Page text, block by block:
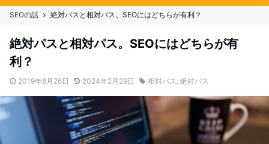
SEOの話 絶対パスと相対パス。SEOにはどちらが有利？
絶対パスと相対パス。SEOにはどちらが有
利？
2019年8月26日 2024年2月29日 相対パス, 絶対パス